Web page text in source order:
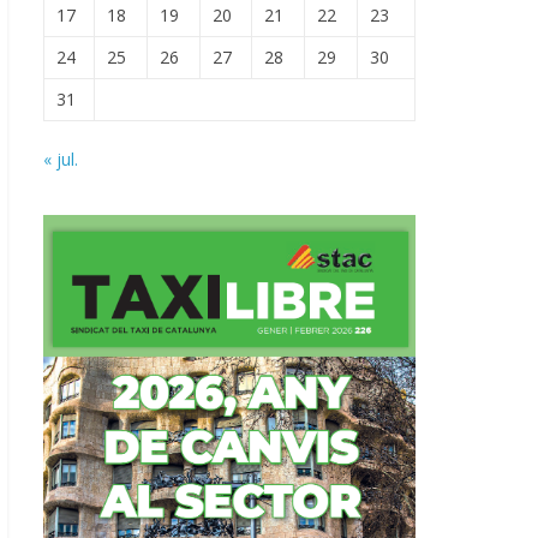
17 18 19 20 21 22
23
24
25 26 27 28 29
30
31
« jul.